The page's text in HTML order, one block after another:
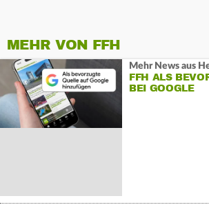
MEHR VON FFH
Mehr News aus
FFH ALS
BEI GOOGLE